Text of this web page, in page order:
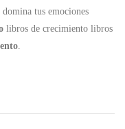
tus emociones
libros de crecimiento libros
.